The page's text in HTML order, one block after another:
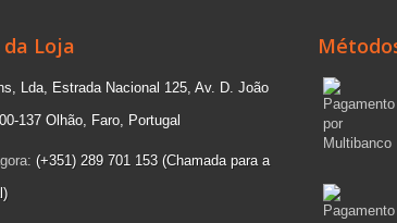
Loja
Lda, Estrada Nacional 125, Av. D. João
137 Olhão, Faro, Portugal
(+351) 289 701 153 (Chamada para a